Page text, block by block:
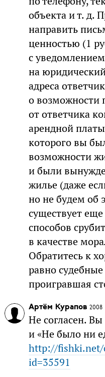
объекта и т. д.
направить
ценностью (1
с
на
адреса
о возможности
от ответчика
арендной
которого вы
возможности
и были
жилье (даже
но не будем об
существует
способов
в качестве
Обратитесь к
равно
проигравшая
Артём Курапов 2008
Не согласен.
и «Не было ни
http://fishki.net/
id=35591